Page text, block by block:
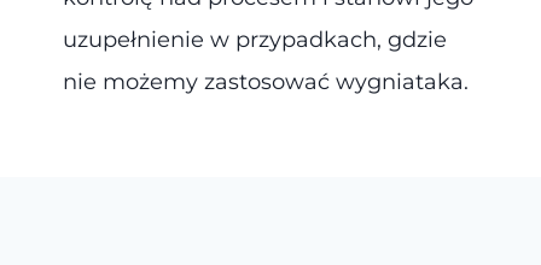
uzupełnienie w przypadkach, gdzie
nie możemy zastosować wygniataka.